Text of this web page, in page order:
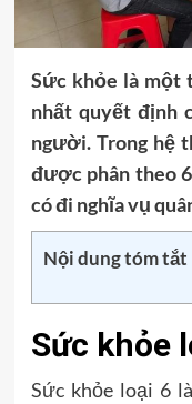
Sức khỏe là một
nhất quyết định
người. Trong hệ
được phân theo
có đi nghĩa vụ
Nội dung tóm tắt
Sức khỏe
Sức khỏe loại 6